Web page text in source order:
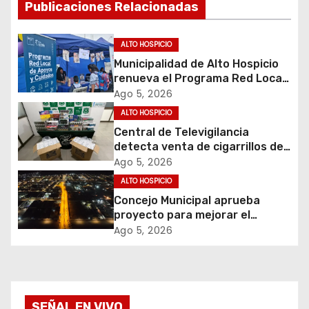
c
i
ó
n
d
e
e
n
Publicaciones Relacionadas
ALTO HOSPICIO
Municipalidad de Alto Hospicio
renueva el Programa Red Local
de Apoyos y Cuidados
Ago 5, 2026
ALTO HOSPICIO
Central de Televigilancia
detecta venta de cigarrillos de
contrabando y permite
incautación de más de 3 mil
cajetillas
Ago 5, 2026
ALTO HOSPICIO
Concejo Municipal aprueba
proyecto para mejorar el
alumbrado público del sector El
Ago 5, 2026